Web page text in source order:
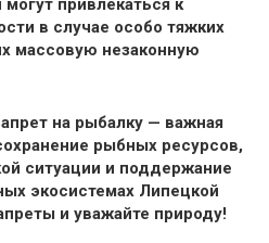
привлекаться к
в случае особо тяжких
массовую незаконную
на рыбалку — важная
рыбных ресурсов,
ситуации и поддержание
экосистемах Липецкой
и уважайте природу!